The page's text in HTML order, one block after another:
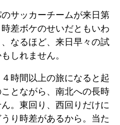
サッカーチームが来日第
差ボケのせいだともいわ
なるほど、来日早々の試
しれません。
時間以上の旅になると起
とながら、南北への長時
。東回り、西回りだけに
り時差があるから。当た